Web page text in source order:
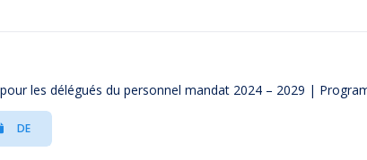
les délégués du personnel mandat 2024 – 2029 |
DE